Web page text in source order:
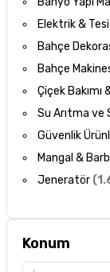
Elektrik &
Bahçe
Bahçe
Çiçek
Su Arıtma ve
Güvenlik
Mangal &
Jeneratör (
Konum